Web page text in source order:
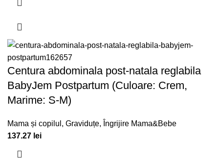
Centura abdominala post-natala reglabila
BabyJem Postpartum (Culoare: Crem,
Marime: S-M)
Mama și copilul , Graviduțe, Îngrijire Mama&Bebe
137.27 lei